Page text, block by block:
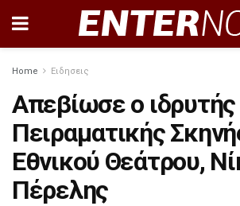
Home Ειδησεις
Απεβίωσε ο ιδρυτής
Πειραματικής
Εθνικού Θεάτρου,
Πέρελης